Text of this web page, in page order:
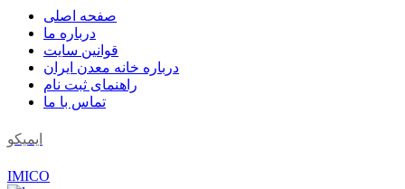
صفحه اصلی
درباره ما
قوانین سایت
درباره خانه معدن ایران
راهنمای ثبت نام
تماس با ما
ایمیکو
IMICO